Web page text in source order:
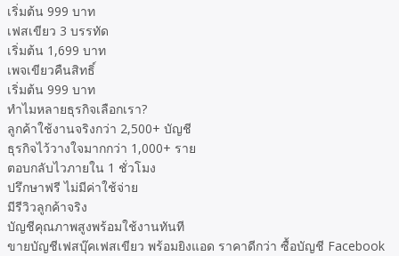
เริ่มต้น 999 บาท
เฟสเขียว 3 บรรทัด
เริ่มต้น 1,699 บาท
เพจเขียวคืนสิทธิ์
เริ่มต้น 999 บาท
ทำไมหลายธุรกิจเลือกเรา?
ลูกค้าใช้งานจริงกว่า 2,500+ บัญชี
ธุรกิจไว้วางใจมากกว่า 1,000+ ราย
ตอบกลับไวภายใน 1 ชั่วโมง
ปรึกษาฟรี ไม่มีค่าใช้จ่าย
มีรีวิวลูกค้าจริง
บัญชีคุณภาพสูงพร้อมใช้งานทันที
ขายบัญชีเฟสบุ๊คเฟสเขียว พร้อมยิงแอด ราคาดีกว่า ซื้อบัญชี Facebook